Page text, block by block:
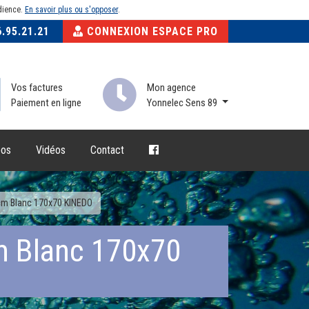
En savoir plus ou s'opposer.
CONNEXION ESPACE PRO
Vos factures
Paiement en ligne
Mon agence
Yonnelec Sens 89
Vidéos Contact
Blanc 170x70 KINEDO
Blanc 170x70